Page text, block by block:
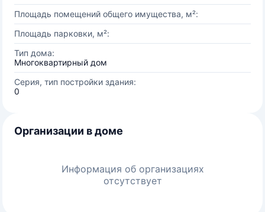
Площадь помещений общего имущества, м²:
Площадь парковки, м²:
Тип дома:
Многоквартирный дом
Серия, тип постройки здания:
0
Организации в доме
Информация об организациях
отсутствует